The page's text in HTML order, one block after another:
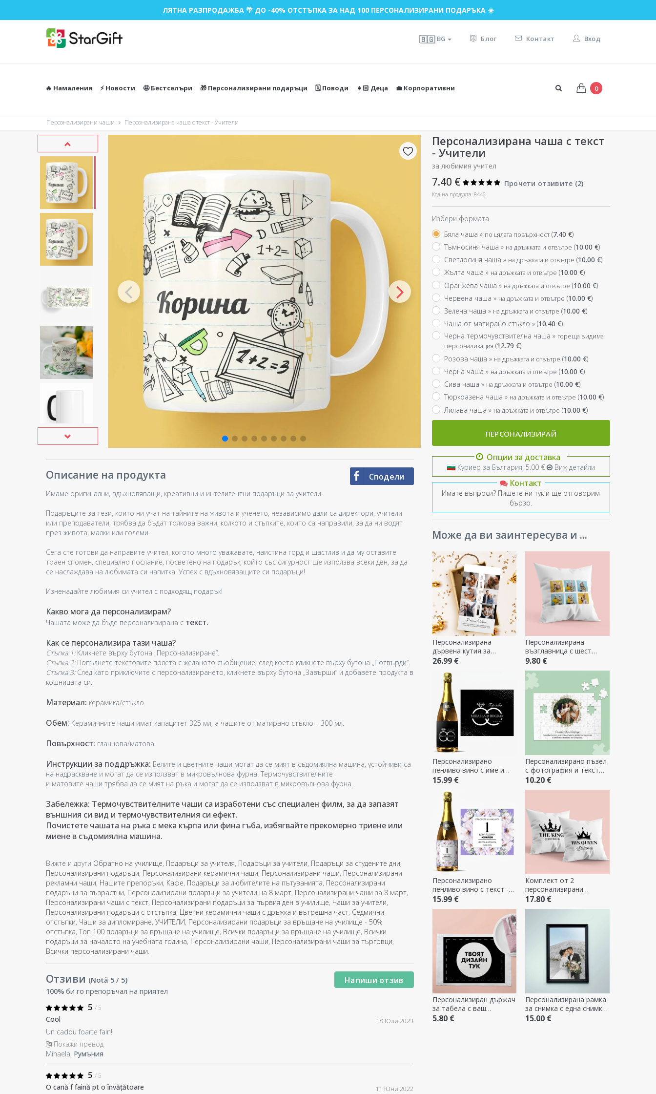
ЛЯТНА РАЗПРОДАЖБА 🌴 ДО -40% ОТСТЪПКА ЗА НАД 100 ПЕРСОНАЛИЗИРАНИ ПОДАРЪКА ☀️
🇧🇬BG Блог Контакт Вход
🔥 Намаления ⚡️ Новости 🤩 Бестселъри 🎁 Персонализирани подаръци 🗓️ Поводи 👧🏻 Деца 💼 Корпоративни 0
Персонализирани чаши Персонализирана чаша с текст - Учители
Персонализирана чаша с текст
- Учители
за любимия учител
7.40 € Прочети отзивите (2)
Код на продукта: 8446
Избери формата
Бяла чаша » по цялата повърхност(7.40 €)
Тъмносиня чаша » на дръжката и отвътре (10.00 €)
Светлосиня чаша » на дръжката и отвътре (10.00 €)
Жълта чаша » на дръжката и отвътре (10.00 €)
Оранжева чаша » на дръжката и отвътре (10.00 €)
Червена чаша » на дръжката и отвътре (10.00 €)
Зелена чаша » на дръжката и отвътре (10.00 €)
Чаша от матирано стъкло » (10.40 €)
Черна термочувствителна чаша » гореща видима
персонализация (12.79 €)
Розова чаша » на дръжката и отвътре (10.00 €)
Черна чаша » на дръжката и отвътре (10.00 €)
Сива чаша » на дръжката и отвътре (10.00 €)
Тюркоазена чаша » на дръжката и отвътре (10.00 €)
Лилава чаша » на дръжката и отвътре (10.00 €)
ПЕРСОНАЛИЗИРАЙ
Опции за доставка
Куриер за България: 5.00 € Виж детайли
Контакт
Имате въпроси? Пишете ни тук и ще отговорим
бързо.
Може да ви заинтересува и ...
Персонализирана
дървена кутия за
подарък с 6 снимки и
спомени
26.99 €
Персонализирана
възглавница с шест
снимки
9.80 €
Персонализирано
пенливо вино с име и
текст за сватби
15.99 €
Персонализирано пъзел
с фотография и текст
28x19 cm - Семейство
10.20 €
Персонализирано
пенливо вино с текст -
Годишнина
15.99 €
Комплект от 2
персонализирани
възглавници с текст -
Кралят и неговата
17.80 €
Персонализиран държач
за табела с ваш
собствен дизайн
5.80 €
Персонализирана рамка
за снимка с една снимка
- A4 портрет
15.00 €
Описание на продукта Сподели
Имаме оригинални, вдъхновяващи, креативни и интелигентни подаръци за учители.
Подаръците за тези, които ни учат на тайните на живота и ученето, независимо дали са директори, учители
или преподаватели, трябва да бъдат толкова важни, колкото и стъпките, които са направили, за да ни водят
през живота, малки или големи.
Сега сте готови да направите учител, когото много уважавате, наистина горд и щастлив и да му оставите
траен спомен, специално послание, посветено на подарък, който със сигурност ще използва всеки ден, за да
се наслаждава на любимата си напитка. Успех с вдъхновяващите си подаръци!
Изненадайте любимия си учител с подходящ подарък!
Какво мога да персонализирам?
Чашата може да бъде персонализирана с текст.
Как се персонализира тази чаша?
Стъпка 1: Кликнете върху бутона „Персонализиране“.
Стъпка 2: Попълнете текстовите полета с желаното съобщение, след което кликнете върху бутона „Потвърди“.
Стъпка 3: След като приключите с персонализирането, кликнете върху бутона „Завърши“ и добавете продукта в
кошницата си.
Материал: керамика/стъкло
Обем: Керамичните чаши имат капацитет 325 мл, а чашите от матирано стъкло – 300 мл.
Повърхност: гланцова/матова
Инструкции за поддръжка: Белите и цветните чаши могат да се мият в съдомиялна машина, устойчиви са
на надраскване и могат да се използват в микровълнова фурна. Термочувствителните
и матовите чаши трябва да се мият на ръка и могат да се използват в микровълнова фурна.
Забележка: Термочувствителните чаши са изработени със специален филм, за да запазят
външния си вид и термочувствителния си ефект.
Почистете чашата на ръка с мека кърпа или фина гъба, избягвайте прекомерно триене или
миене в съдомиялна машина.
Вижте и други Обратно на училище, Подаръци за учителя, Подаръци за учители, Подаръци за студените дни,
Персонализирани подаръци, Персонализирани керамични чаши, Персонализирани чаши, Персонализирани
рекламни чаши, Нашите препоръки, Кафе, Подаръци за любителите на пътуванията, Персонализирани
подаръци за възрастни, Персонализирани подаръци за учители на 8 март, Персонализирани чаши за 8 март,
Персонализирани чаши с текст, Персонализирани подаръци за първия ден в училище, Чаши за учители,
Персонализирани подаръци с отстъпка, Цветни керамични чаши с дръжка и вътрешна част, Седмични
отстъпки, Чаши за дипломиране, УЧИТЕЛИ, Персонализирани подаръци за връщане на училище - 50%
отстъпка, Топ 100 подаръци за връщане на училище, Всички подаръци за връщане на училище, Всички
подаръци за началото на учебната година, Персонализирани чаши, Персонализирани чаши за търговци,
Всички персонализирани чаши.
Отзиви (Notă 5 / 5)
100% би го препоръчал на приятел
Напиши отзив
5 / 5
Cool 18 Юли 2023
Un cadou foarte fain!
Покажи превод
Mihaela, Румъния
5 / 5
O cană f faină pt o învățătoare 11 Юни 2022